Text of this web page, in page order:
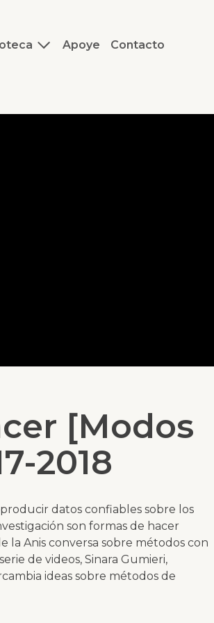
Apoye Contacto
[Modos
2018
datos confiables sobre los
son formas de hacer
Anis conversa sobre métodos con
de videos, Sinara Gumieri,
ideas sobre métodos de